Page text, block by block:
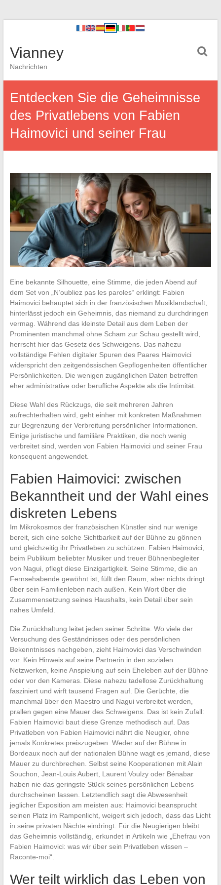
Vianney
Nachrichten
Entdecken Sie die Geheimnisse
des Privatlebens von Fabien
Haimovici und seiner Frau
Eine bekannte Silhouette, eine Stimme, die jeden Abend auf
dem Set von „N’oubliez pas les paroles“ erklingt: Fabien
Haimovici behauptet sich in der französischen Musiklandschaft,
hinterlässt jedoch ein Geheimnis, das niemand zu durchdringen
vermag. Während das kleinste Detail aus dem Leben der
Prominenten manchmal ohne Scham zur Schau gestellt wird,
herrscht hier das Gesetz des Schweigens. Das nahezu
vollständige Fehlen digitaler Spuren des Paares Haimovici
widerspricht den zeitgenössischen Gepflogenheiten öffentlicher
Persönlichkeiten. Die wenigen zugänglichen Daten betreffen
eher administrative oder berufliche Aspekte als die Intimität.
Diese Wahl des Rückzugs, die seit mehreren Jahren
aufrechterhalten wird, geht einher mit konkreten Maßnahmen
zur Begrenzung der Verbreitung persönlicher Informationen.
Einige juristische und familiäre Praktiken, die noch wenig
verbreitet sind, werden von Fabien Haimovici und seiner Frau
konsequent angewendet.
Fabien Haimovici: zwischen
Bekanntheit und der Wahl eines
diskreten Lebens
Im Mikrokosmos der französischen Künstler sind nur wenige
bereit, sich eine solche Sichtbarkeit auf der Bühne zu gönnen
und gleichzeitig ihr Privatleben zu schützen. Fabien Haimovici,
beim Publikum beliebter Musiker und treuer Bühnenbegleiter
von Nagui, pflegt diese Einzigartigkeit. Seine Stimme, die an
Fernsehabende gewöhnt ist, füllt den Raum, aber nichts dringt
über sein Familienleben nach außen. Kein Wort über die
Zusammensetzung seines Haushalts, kein Detail über sein
nahes Umfeld.
Die Zurückhaltung leitet jeden seiner Schritte. Wo viele der
Versuchung des Geständnisses oder des persönlichen
Bekenntnisses nachgeben, zieht Haimovici das Verschwinden
vor. Kein Hinweis auf seine Partnerin in den sozialen
Netzwerken, keine Anspielung auf sein Eheleben auf der Bühne
oder vor den Kameras. Diese nahezu tadellose Zurückhaltung
fasziniert und wirft tausend Fragen auf. Die Gerüchte, die
manchmal über den Maestro und Nagui verbreitet werden,
prallen gegen eine Mauer des Schweigens. Das ist kein Zufall:
Fabien Haimovici baut diese Grenze methodisch auf. Das
Privatleben von Fabien Haimovici nährt die Neugier, ohne
jemals Konkretes preiszugeben. Weder auf der Bühne in
Bordeaux noch auf der nationalen Bühne wagt es jemand, diese
Mauer zu durchbrechen. Selbst seine Kooperationen mit Alain
Souchon, Jean-Louis Aubert, Laurent Voulzy oder Bénabar
haben nie das geringste Stück seines persönlichen Lebens
durchscheinen lassen. Letztendlich sagt die Abwesenheit
jeglicher Exposition am meisten aus: Haimovici beansprucht
seinen Platz im Rampenlicht, weigert sich jedoch, dass das Licht
in seine privaten Nächte eindringt. Für die Neugierigen bleibt
das Geheimnis vollständig, erkundet in Artikeln wie „Ehefrau von
Fabien Haimovici: was wir über sein Privatleben wissen –
Raconte-moi“.
Wer teilt wirklich das Leben von